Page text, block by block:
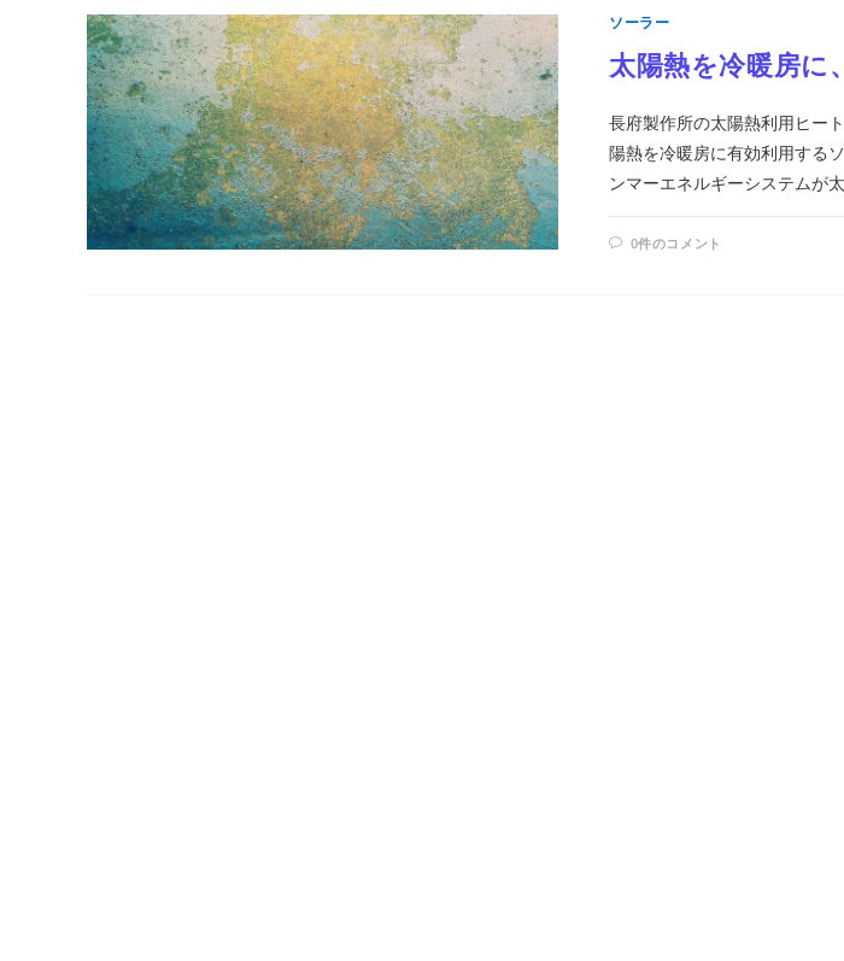
ソーラー
太陽熱を冷暖房に
長府製作所の太陽熱利用ヒー
陽熱を冷暖房に有効利用する
ンマーエネルギーシステムが
0件のコメント